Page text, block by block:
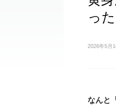
っ
2026年5月
なんと